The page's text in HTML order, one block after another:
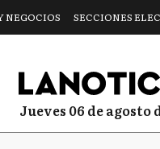
NEGOCIOS SECCIONES
jueves 06 de agosto